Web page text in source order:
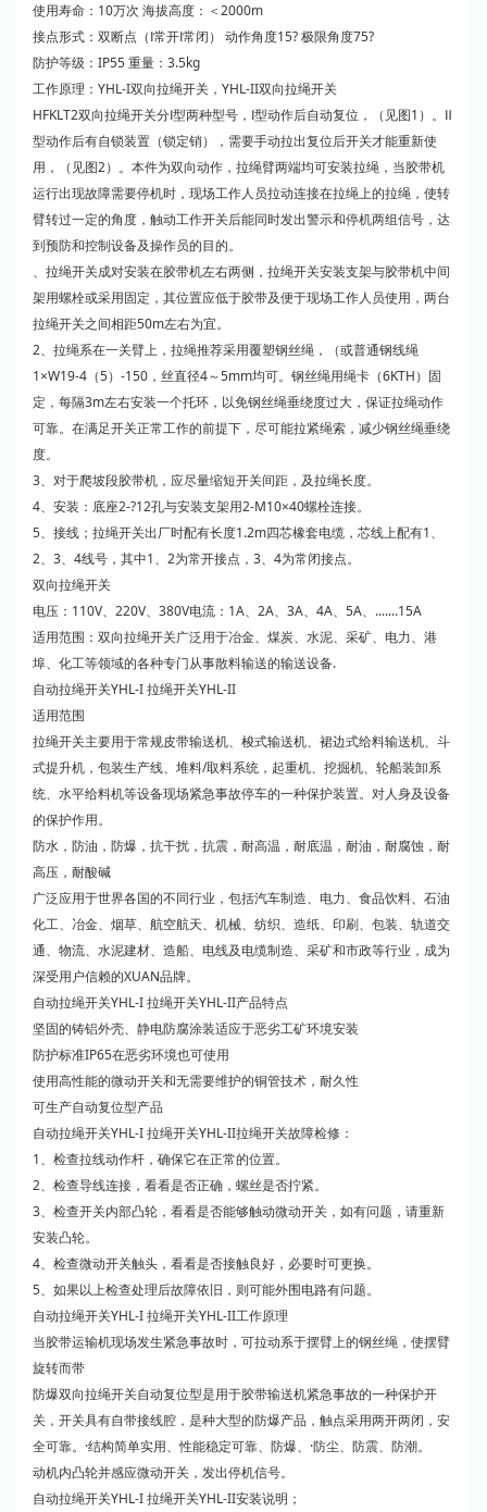
使用寿命：10万次 海拔高度：＜2000m
接点形式：双断点（Ⅰ常开Ⅰ常闭） 动作角度15? 极限角度75?
防护等级：IP55 重量：3.5kg
工作原理：YHL-I双向拉绳开关，YHL-II双向拉绳开关
HFKLT2双向拉绳开关分Ⅰ型两种型号，Ⅰ型动作后自动复位，（见图1）。Ⅱ
型动作后有自锁装置（锁定销），需要手动拉出复位后开关才能重新使
用，（见图2）。本件为双向动作，拉绳臂两端均可安装拉绳，当胶带机
运行出现故障需要停机时，现场工作人员拉动连接在拉绳上的拉绳，使转
臂转过一定的角度，触动工作开关后能同时发出警示和停机两组信号，达
到预防和控制设备及操作员的目的。
、拉绳开关成对安装在胶带机左右两侧，拉绳开关安装支架与胶带机中间
架用螺栓或采用固定，其位置应低于胶带及便于现场工作人员使用，两台
拉绳开关之间相距50m左右为宜。
2、拉绳系在一关臂上，拉绳推荐采用覆塑钢丝绳，（或普通钢线绳
1×W19-4（5）-150，丝直径4～5mm均可。钢丝绳用绳卡（6KTH）固
定，每隔3m左右安装一个托环，以免钢丝绳垂绕度过大，保证拉绳动作
可靠。在满足开关正常工作的前提下，尽可能拉紧绳索，减少钢丝绳垂绕
度。
3、对于爬坡段胶带机，应尽量缩短开关间距，及拉绳长度。
4、安装：底座2-?12孔与安装支架用2-M10×40螺栓连接。
5、接线；拉绳开关出厂时配有长度1.2m四芯橡套电缆，芯线上配有1、
2、3、4线号，其中1、2为常开接点，3、4为常闭接点。
双向拉绳开关
电压：110V、220V、380V电流：1A、2A、3A、4A、5A、.......15A
适用范围：双向拉绳开关广泛用于冶金、煤炭、水泥、采矿、电力、港
埠、化工等领域的各种专门从事散料输送的输送设备.
自动拉绳开关YHL-I 拉绳开关YHL-II
适用范围
拉绳开关主要用于常规皮带输送机、梭式输送机、裙边式给料输送机、斗
式提升机，包装生产线、堆料/取料系统，起重机、挖掘机、轮船装卸系
统、水平给料机等设备现场紧急事故停车的一种保护装置。对人身及设备
的保护作用。
防水，防油，防爆，抗干扰，抗震，耐高温，耐底温，耐油，耐腐蚀，耐
高压，耐酸碱
广泛应用于世界各国的不同行业，包括汽车制造、电力、食品饮料、石油
化工、冶金、烟草、航空航天、机械、纺织、造纸、印刷、包装、轨道交
通、物流、水泥建材、造船、电线及电缆制造、采矿和市政等行业，成为
深受用户信赖的XUAN品牌。
自动拉绳开关YHL-I 拉绳开关YHL-II产品特点
坚固的铸铝外壳、静电防腐涂装适应于恶劣工矿环境安装
防护标准IP65在恶劣环境也可使用
使用高性能的微动开关和无需要维护的铜管技术，耐久性
可生产自动复位型产品
自动拉绳开关YHL-I 拉绳开关YHL-II拉绳开关故障检修：
1、检查拉线动作杆，确保它在正常的位置。
2、检查导线连接，看看是否正确，螺丝是否拧紧。
3、检查开关内部凸轮，看看是否能够触动微动开关，如有问题，请重新
安装凸轮。
4、检查微动开关触头，看看是否接触良好，必要时可更换。
5、如果以上检查处理后故障依旧，则可能外围电路有问题。
自动拉绳开关YHL-I 拉绳开关YHL-II工作原理
当胶带运输机现场发生紧急事故时，可拉动系于摆臂上的钢丝绳，使摆臂
旋转而带
防爆双向拉绳开关自动复位型是用于胶带输送机紧急事故的一种保护开
关，开关具有自带接线腔，是种大型的防爆产品，触点采用两开两闭，安
全可靠。·结构简单实用、性能稳定可靠、防爆、·防尘、防震、防潮。
动机内凸轮并感应微动开关，发出停机信号。
自动拉绳开关YHL-I 拉绳开关YHL-II安装说明；